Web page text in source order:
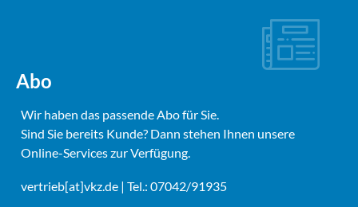
Abo
Wir haben das passende Abo für Sie.
Sind Sie bereits Kunde? Dann stehen Ihnen unsere
Online-Services zur Verfügung.
vertrieb[at]vkz.de | Tel.: 07042/91935